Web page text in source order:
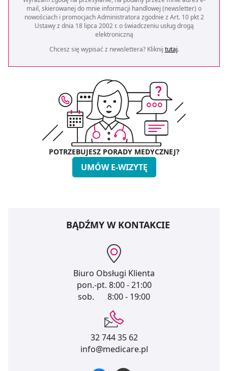
mail, skierowanej do mnie informacji handlowej (newsletter) o
nowościach i promocjach Administratora zgodnie z Art. 10 pkt 2
Ustawy z dnia 18 lipca 2002 r. o świadczeniu usług drogą
elektroniczną
Chcesz się wypisać z newslettera? Kliknij tutaj.
POTRZEBUJESZ PORADY MEDYCZNEJ?
UMÓW E-WIZYTĘ
BĄDŹMY W KONTAKCIE
Biuro Obsługi Klienta
pon.-pt. 8:00 - 21:00
sob.
8:00 - 19:00
32 744 35 62
info@medicare.pl